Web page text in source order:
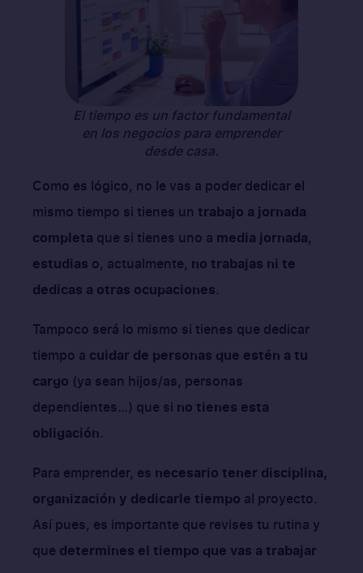
El tiempo es un factor fundamental
en los negocios para emprender
desde casa.
Como es lógico, no le vas a poder dedicar el
mismo tiempo si tienes un trabajo a jornada
completa que si tienes uno a media jornada,
estudias o, actualmente, no trabajas ni te
dedicas a otras ocupaciones.
Tampoco será lo mismo si tienes que dedicar
tiempo a cuidar de personas que estén a tu
cargo (ya sean hijos/as, personas
dependientes…) que si no tienes esta
obligación.
Para emprender, es necesario tener disciplina,
organización y dedicarle tiempo al proyecto.
Así pues, es importante que revises tu rutina y
que determines el tiempo que vas a trabajar